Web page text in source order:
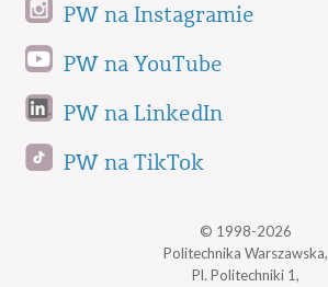
PW na Instagramie
PW na YouTube
PW na LinkedIn
PW na TikTok
© 1998-2026
Politechnika Warszawska,
Pl. Politechniki 1,